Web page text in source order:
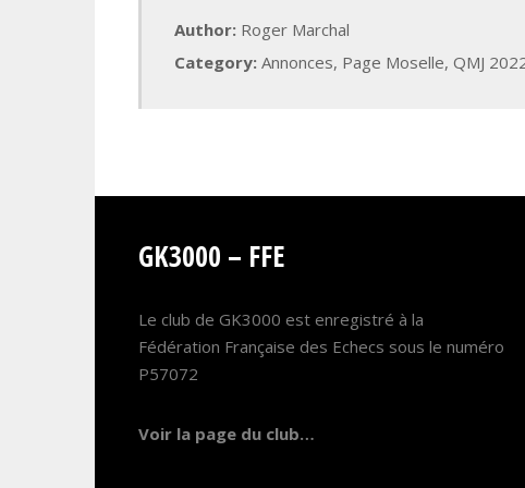
Author: Roger Marchal
Category: Annonces, Page Moselle, QMJ
GK3000 – FFE
Le club de GK3000 est enregistré à la
Fédération Française des Echecs sous le numéro
P57072
Voir la page du club…